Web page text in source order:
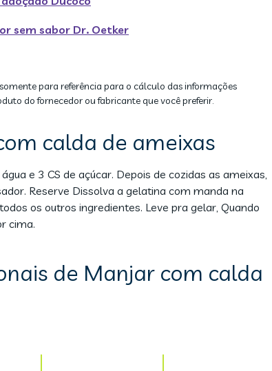
sem sabor Dr. Oetker
para referência para o cálculo das informações
do fornecedor ou fabricante que você preferir.
calda de ameixas
e 3 CS de açúcar. Depois de cozidas as ameixas,
Reserve Dissolva a gelatina com manda na
os outros ingredientes. Leve pra gelar, Quando
cima.
de Manjar com calda